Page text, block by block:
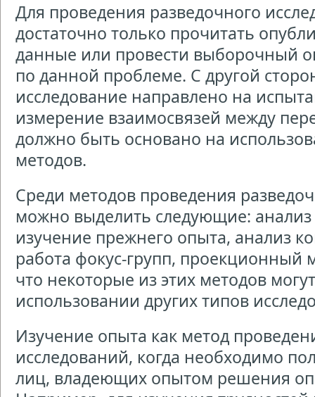
Для проведения разведочного
достаточно только прочитать
данные или провести выборочный
по данной проблеме. С другой
исследование направлено на
измерение взаимосвязей между
должно быть основано на
методов.
Среди методов проведения
можно выделить следующие:
изучение прежнего опыта, анализ
работа фокус-групп, проекционный
что некоторые из этих методов
использовании других типов
Изучение опыта как метод
исследований, когда необходимо
лиц, владеющих опытом решения